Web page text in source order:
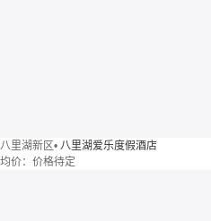
八里湖新区• 八里湖爱乐度假酒店
均价： 价格待定